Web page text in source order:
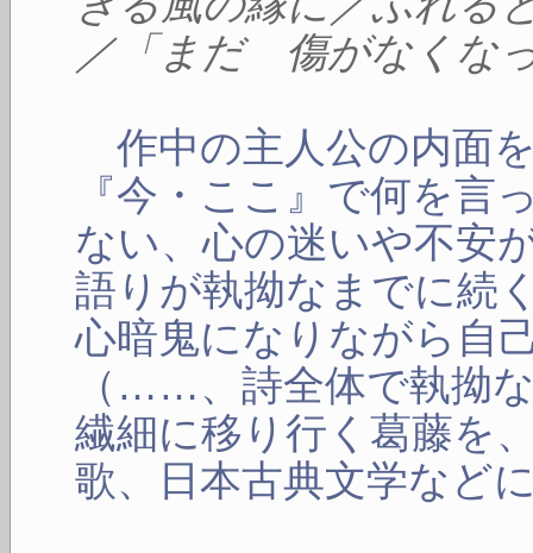
／「まだ 傷がなくな
作中の主人公の内面
『今・ここ』で何を言
ない、心の迷いや不安
語りが執拗なまでに続
心暗鬼になりながら
（……、詩全体で執拗
繊細に移り行く葛藤を
歌、日本古典文学など